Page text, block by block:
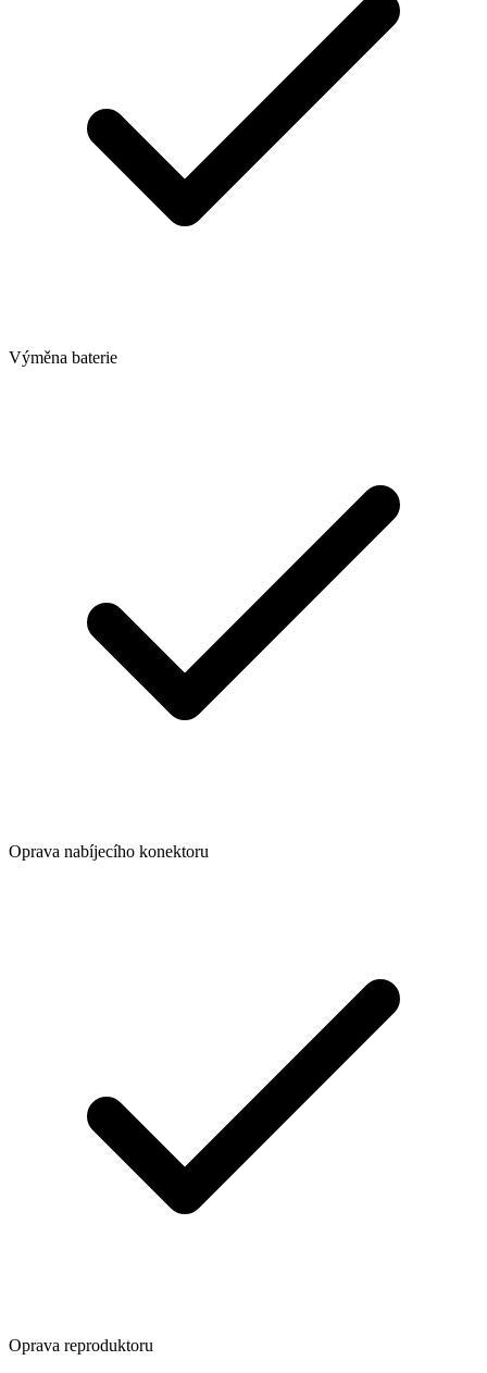
Výměna baterie
Oprava nabíjecího konektoru
Oprava reproduktoru